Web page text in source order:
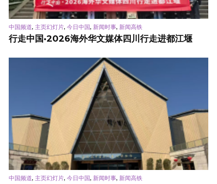
中国频道, 主页幻灯片, 今日中国, 新闻时事, 新闻高铁
行走中国·2026海外华文媒体四川行走进都江堰
中国频道, 主页幻灯片, 今日中国, 新闻时事, 新闻高铁